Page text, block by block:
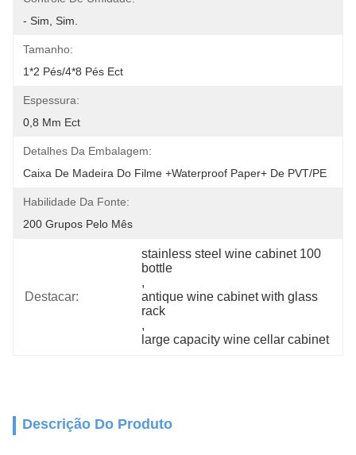
- Sim, Sim.
Tamanho:
1*2 Pés/4*8 Pés Ect
Espessura:
0,8 Mm Ect
Detalhes Da Embalagem:
Caixa De Madeira Do Filme +Waterproof Paper+ De PVT/PE
Habilidade Da Fonte:
200 Grupos Pelo Mês
Destacar:
stainless steel wine cabinet 100
bottle
,
antique wine cabinet with glass
rack
,
large capacity wine cellar cabinet
Descrição Do Produto